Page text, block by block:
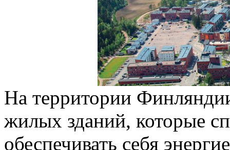
На территории
жилых зданий, которые
обеспечивать себя